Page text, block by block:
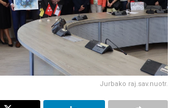
Jurbako raj.sav.nuotr.